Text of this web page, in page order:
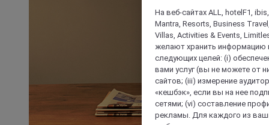
На веб-сайтах ALL, hotelF1,
Mantra, Resorts, Business
Villas, Activities & Events,
желают хранить информацию
следующих целей: (i)
вами услуг (вы не можете от
сайтов; (iii) измерение
«кешбэк», если вы на нее
сетями; (vi) составление
рекламы. Для каждого из